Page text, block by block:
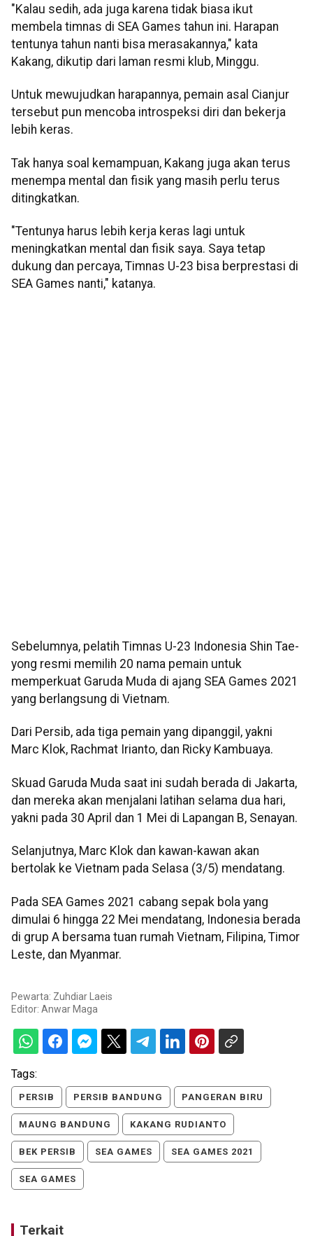
"Kalau sedih, ada juga karena tidak biasa ikut
membela timnas di SEA Games tahun ini. Harapan
tentunya tahun nanti bisa merasakannya," kata
Kakang, dikutip dari laman resmi klub, Minggu.
Untuk mewujudkan harapannya, pemain asal Cianjur
tersebut pun mencoba introspeksi diri dan bekerja
lebih keras.
Tak hanya soal kemampuan, Kakang juga akan terus
menempa mental dan fisik yang masih perlu terus
ditingkatkan.
"Tentunya harus lebih kerja keras lagi untuk
meningkatkan mental dan fisik saya. Saya tetap
dukung dan percaya, Timnas U-23 bisa berprestasi di
SEA Games nanti," katanya.
Sebelumnya, pelatih Timnas U-23 Indonesia Shin Tae-
yong resmi memilih 20 nama pemain untuk
memperkuat Garuda Muda di ajang SEA Games 2021
yang berlangsung di Vietnam.
Dari Persib, ada tiga pemain yang dipanggil, yakni
Marc Klok, Rachmat Irianto, dan Ricky Kambuaya.
Skuad Garuda Muda saat ini sudah berada di Jakarta,
dan mereka akan menjalani latihan selama dua hari,
yakni pada 30 April dan 1 Mei di Lapangan B, Senayan.
Selanjutnya, Marc Klok dan kawan-kawan akan
bertolak ke Vietnam pada Selasa (3/5) mendatang.
Pada SEA Games 2021 cabang sepak bola yang
dimulai 6 hingga 22 Mei mendatang, Indonesia berada
di grup A bersama tuan rumah Vietnam, Filipina, Timor
Leste, dan Myanmar.
Pewarta: Zuhdiar Laeis
Editor: Anwar Maga
Tags:
PERSIB PERSIB BANDUNG PANGERAN BIRU
MAUNG BANDUNG KAKANG RUDIANTO
BEK PERSIB SEA GAMES SEA GAMES 2021
SEA GAMES
Terkait